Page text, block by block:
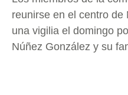
reunirse en el centro
una vigilia el domingo
Núñez González y su